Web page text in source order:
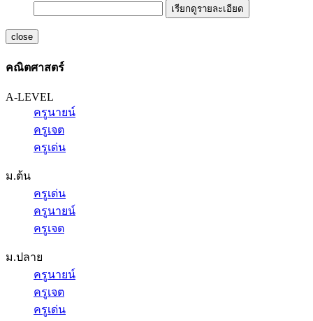
เรียกดูรายละเอียด
close
คณิตศาสตร์
A-LEVEL
ครูนายน์
ครูเจต
ครูเด่น
ม.ต้น
ครูเด่น
ครูนายน์
ครูเจต
ม.ปลาย
ครูนายน์
ครูเจต
ครูเด่น